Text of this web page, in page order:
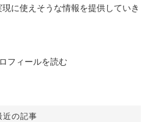
に使えそうな情報を提供していき
フィールを読む
近の記事